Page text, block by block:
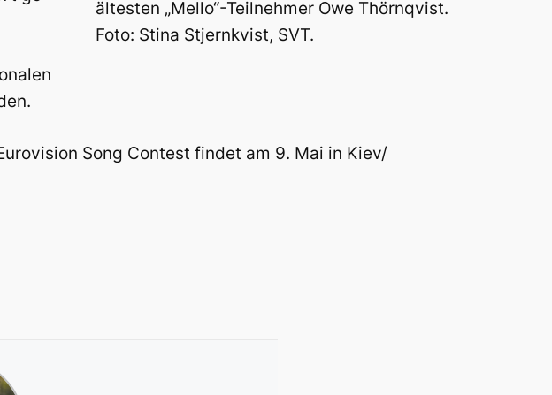
ältesten „Mello“-Teilnehmer Owe Thörnqvist.
Foto: Stina Stjernkvist, SVT.
Song Contest findet am 9. Mai in Kiev/